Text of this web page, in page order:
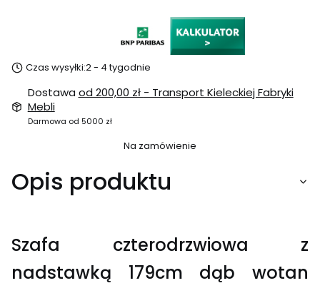
Czas wysyłki:2 - 4 tygodnie
Dostawa od 200,00 zł - Transport Kieleckiej Fabryki
Mebli
Darmowa od 5000 zł
Na zamówienie
Opis produktu
Szafa czterodrzwiowa z
nadstawką 179cm dąb wotan